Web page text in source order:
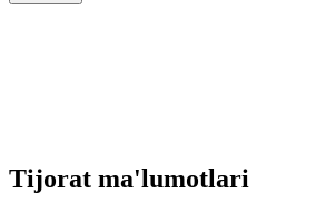
Tijorat ma'lumotlari